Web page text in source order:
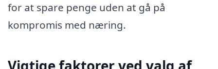
for at spare penge uden at gå på
kompromis med næring.